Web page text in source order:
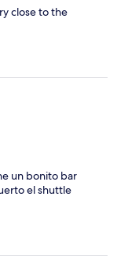
close to the
un bonito bar
el shuttle